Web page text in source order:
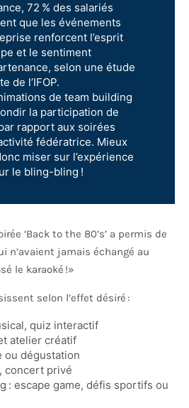
72 % des salariés
que les événements
renforcent l’esprit
et le sentiment
selon une étude
de l’IFOP.
de team building
la participation de
rapport aux soirées
fédératrice. Mieux
miser sur l’expérience
le bling-bling !
‘Back to the 80’s’ a permis de
n’avaient jamais échangé au
le karaoké !»
selon l’effet désiré :
quiz interactif
atelier créatif
ou dégustation
concert privé
: escape game, défis sportifs ou